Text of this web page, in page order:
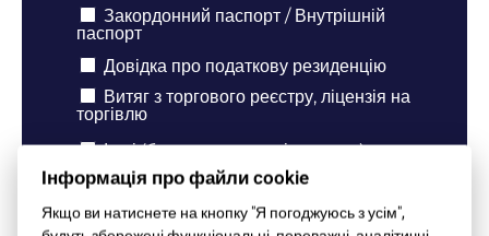
Закордонний паспорт / Внутрішній
паспорт
Довідка про податкову резиденцію
Витяг з торгового реєстру, ліцензія на
торгівлю
Інші (будь ласка, опишіть нижче)
Походження документа – країна видачі
Інформація про файли cookie
Якщо ви натиснете на кнопку "Я погоджуюсь з усім",